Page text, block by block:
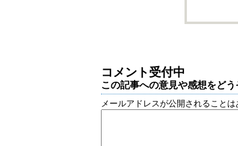
コメント受付中
この記事への意見や感想をどう
メールアドレスが公開されることは